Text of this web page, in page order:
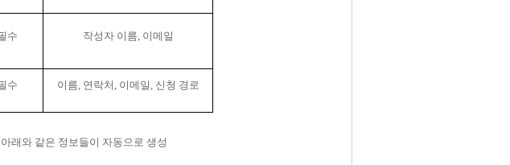
수 작성자 이름, 이메일
수 이름, 연락처 , 이메일 , 신청 경로
래와 같은 정보들이 자동으로 생성